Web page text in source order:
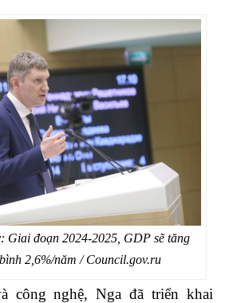
Giai đoạn 2024-2025, GDP sẽ tăng
2,6%/năm / Council.gov.ru
công nghệ, Nga đã triển khai